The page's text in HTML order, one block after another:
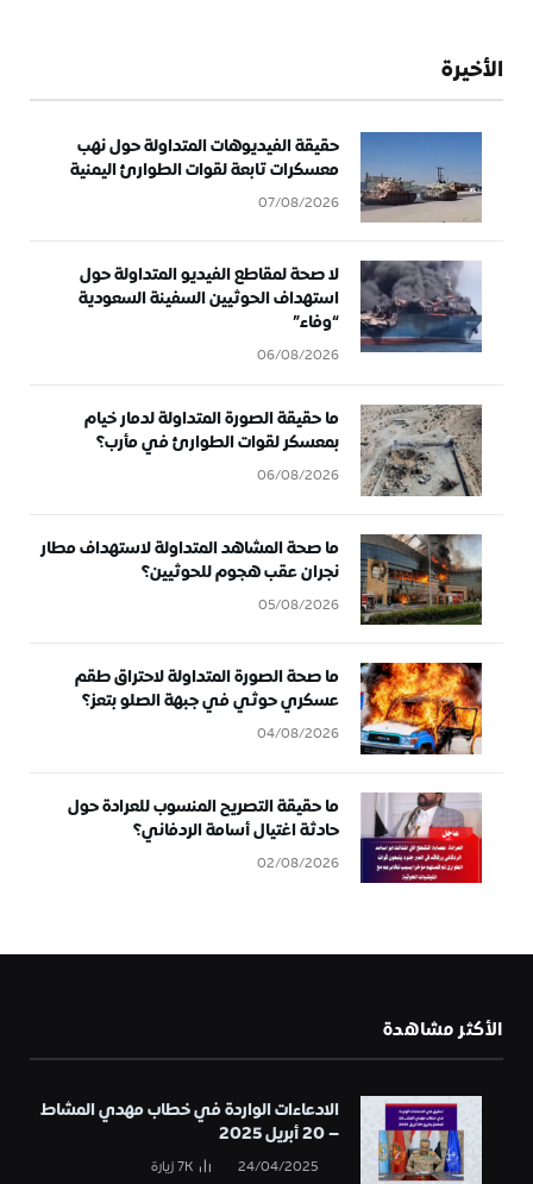
الأخيرة
حقيقة الفيديوهات المتداولة حول نهب
معسكرات تابعة لقوات الطوارئ اليمنية
07/08/2026
لا صحة لمقاطع الفيديو المتداولة حول
استهداف الحوثيين السفينة السعودية
“وفاء”
06/08/2026
ما حقيقة الصورة المتداولة لدمار خيام
بمعسكر لقوات الطوارئ في مأرب؟
06/08/2026
ما صحة المشاهد المتداولة لاستهداف مطار
نجران عقب هجوم للحوثيين؟
05/08/2026
ما صحة الصورة المتداولة لاحتراق طقم
عسكري حوثي في جبهة الصلو بتعز؟
04/08/2026
ما حقيقة التصريح المنسوب للعرادة حول
حادثة اغتيال أسامة الردفاني؟
02/08/2026
الأكثر مشاهدة
الادعاءات الواردة في خطاب مهدي المشاط
– 20 أبريل 2025
24/04/2025
7Kزيارة